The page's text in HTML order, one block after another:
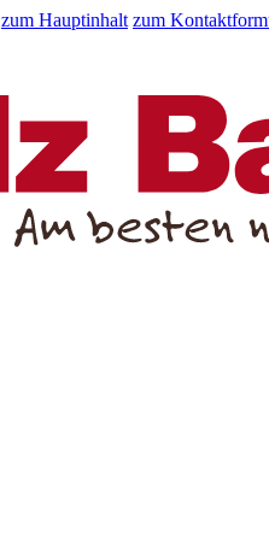
zum Hauptinhalt zum